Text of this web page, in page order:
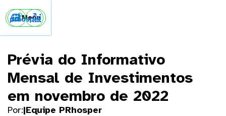
Menu
 
Prévia do Informativo
Mensal de Investimentos
em novembro de 2022
Por:|Equipe PRhosper